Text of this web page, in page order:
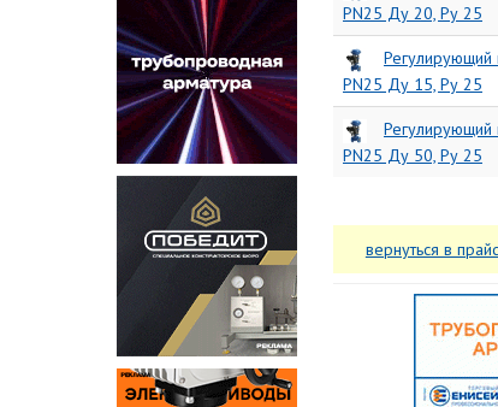
PN25 Ду 20, Ру 25
PN25 Ду 15, Ру 25
PN25 Ду 50, Ру 25
вернуться в